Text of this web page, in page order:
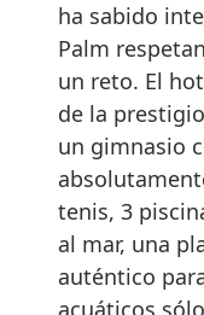
ha sabido
Palm
un reto. El
de la
un gimnasio
tenis, 3
al mar, una
auténtico
acuáticos